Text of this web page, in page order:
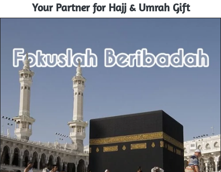
Your Partner for Hajj & Umrah Gift